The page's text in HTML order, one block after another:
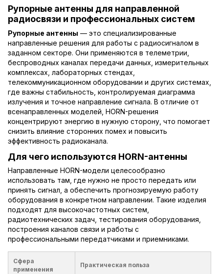
Рупорные антенны для направленной
радиосвязи и профессиональных систем
Рупорные антенны — это специализированные
направленные решения для работы с радиосигналом в
заданном секторе. Они применяются в телеметрии,
беспроводных каналах передачи данных, измерительных
комплексах, лабораторных стендах,
телекоммуникационном оборудовании и других системах,
где важны стабильность, контролируемая диаграмма
излучения и точное направление сигнала. В отличие от
всенаправленных моделей, HORN-решения
концентрируют энергию в нужную сторону, что помогает
снизить влияние сторонних помех и повысить
эффективность радиоканала.
Для чего используются HORN-антенны
Направленные HORN-модели целесообразно
использовать там, где нужно не просто передать или
принять сигнал, а обеспечить прогнозируемую работу
оборудования в конкретном направлении. Такие изделия
подходят для высокочастотных систем,
радиотехнических задач, тестирования оборудования,
построения каналов связи и работы с
профессиональными передатчиками и приемниками.
Сфера
применения
Практическая польза